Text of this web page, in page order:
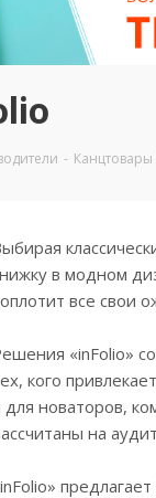
- Канцтовары
в модном
все свои
«inFolio»
кого
для новаторов,
на